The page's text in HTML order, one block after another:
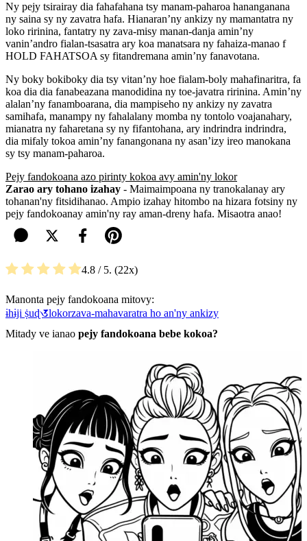
Ny pejy tsirairay dia fahafahana tsy manam-paharoa hananganana
ny saina sy ny zavatra hafa. Hianaran’ny ankizy ny mamantatra ny
loko ririnina, fantatry ny zava-misy manan-danja amin’ny
vanin’andro fialan-tsasatra ary koa manatsara ny fahaiza-manao f
HOLD FAHATSOA sy fitandremana amin’ny fanavotana.
Ny boky bokiboky dia tsy vitan’ny hoe fialam-boly mahafinaritra, fa
koa dia dia fanabeazana manodidina ny toe-javatra ririnina. Amin’ny
alalan’ny fanamboarana, dia mampiseho ny ankizy ny zavatra
samihafa, manampy ny fahalalany momba ny tontolo voajanahary,
mianatra ny faharetana sy ny fifantohana, ary indrindra indrindra,
dia mifaly tokoa amin’ny fanangonana ny asan’izy ireo manokana
sy tsy manam-paharoa.
Pejy fandokoana azo pirinty kokoa avy amin'ny lokor
Zarao ary tohano izahay - Maimaimpoana ny tranokalanay ary
tohanan'ny fitsidihanao. Ampio izahay hitombo na hizara fotsiny ny
pejy fandokoanay amin'ny ray aman-dreny hafa. Misaotra anao!
4.8 / 5. 22
Manonta pejy fandokoana mitovy:
ɨhɨji ṩuɖ𑖄lokorzava-mahavaratra ho an'ny ankizy
Mitady ve ianao pejy fandokoana bebe kokoa?